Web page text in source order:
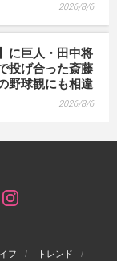
2026/8/6
に巨人・田中将
投げ合った斎藤
野球観にも相違
2026/8/6
フ
トレンド